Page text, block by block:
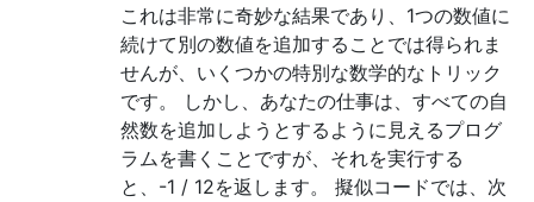
これは非常に奇妙な結果であり、1つの数値に
続けて別の数値を追加することでは得られま
せんが、いくつかの特別な数学的なトリック
です。 しかし、あなたの仕事は、すべての自
然数を追加しようとするように見えるプログ
ラムを書くことですが、それを実行する
と、-1 / 12を返します。 擬似コードでは、次